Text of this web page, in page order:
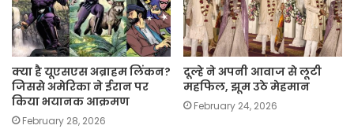
क्या है यूएसएस अब्राहम लिंकन?
जिससे अमेरिका ने ईरान पर
किया भयानक आक्रमण
February 28, 2026
दूल्हे ने अपनी आवाज से लूटी
महफिल, झूम उठे मेहमान
February 24, 2026